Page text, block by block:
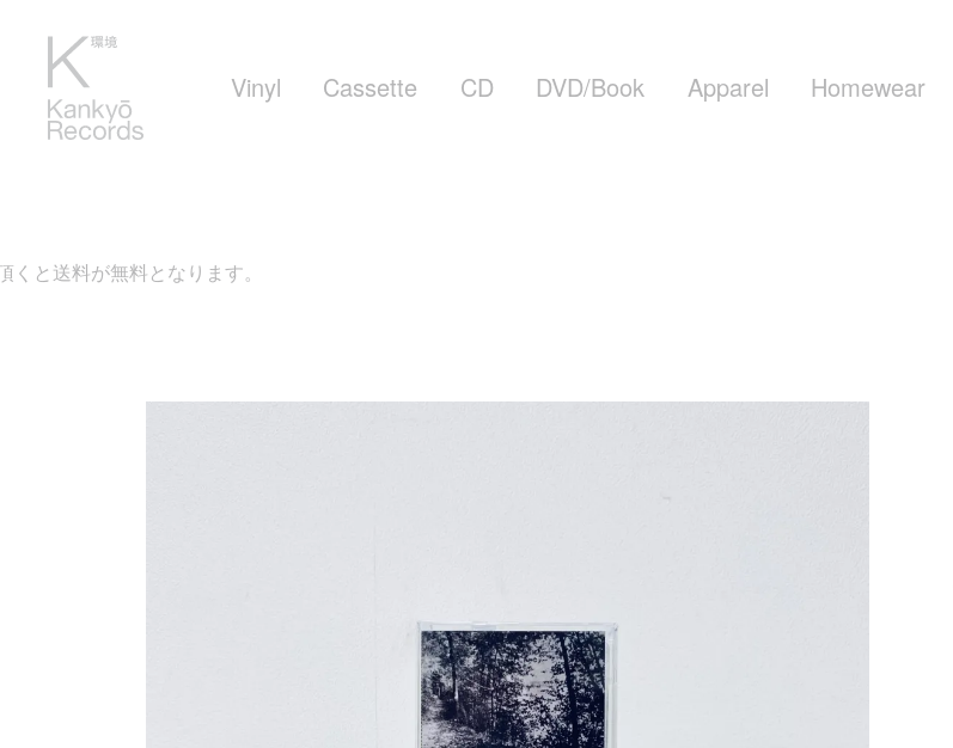
Vinyl Cassette CD DVD/Book Apparel Homewear
ります。